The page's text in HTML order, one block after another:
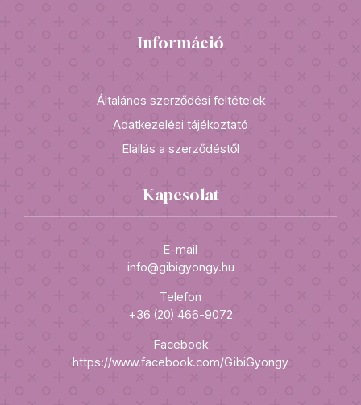
Információ
Általános szerződési feltételek
Adatkezelési tájékoztató
Elállás a szerződéstől
Kapcsolat
E-mail
info@gibigyongy.hu
Telefon
+36 (20) 466-9072
Facebook
https://www.facebook.com/GibiGyongy